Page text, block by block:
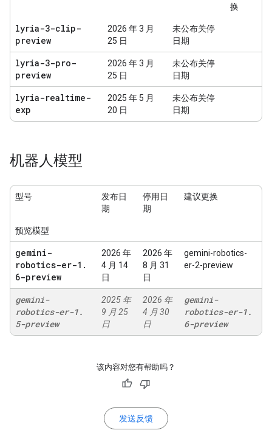
换
lyria-3-clip-
preview
2026 年 3 月
25 日
未公布关停
日期
lyria-3-pro-
preview
2026 年 3 月
25 日
未公布关停
日期
lyria-realtime-
exp
2025 年 5 月
20 日
未公布关停
日期
机器人模型
型号
发布日
期
停用日
期
建议更换
预览模型
gemini-
robotics-er-1 .
6-preview
2026 年
4 月 14
日
2026 年
8 月 31
日
gemini-robotics-
er-2-preview
gemini-
robotics-er-1.
5-preview
2025 年
9 月 25
日
2026 年
4 月 30
日
gemini-
robotics-er-1.
6-preview
该内容对您有帮助吗？
发送反馈